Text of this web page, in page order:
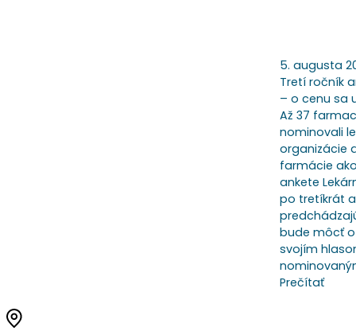
5. augusta
Tretí ročník
– o cenu sa
Až 37
nominovali
organizácie
farmácie
ankete
po tretíkrát
bude môcť
svojím
Prečítať